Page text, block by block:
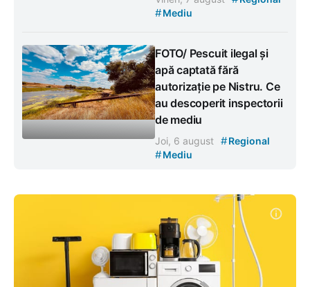
#Mediu
FOTO/ Pescuit ilegal și
apă captată fără
autorizație pe Nistru. Ce
au descoperit inspectorii
de mediu
Joi, 6 august #Regional
#Mediu